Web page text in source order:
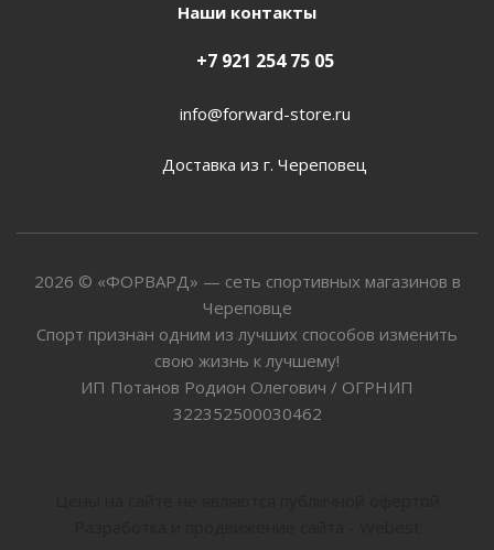
Наши контакты
+7 921 254 75 05
info@forward-store.ru
Доставка из г. Череповец
2026 © «ФОРВАРД» — сеть спортивных магазинов в
Череповце
Спорт признан одним из лучших способов изменить
свою жизнь к лучшему!
ИП Потанов Родион Олегович / ОГРНИП
322352500030462